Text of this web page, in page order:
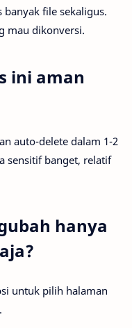
file sekaligus.
mau dikonversi.
ini aman
auto-delete dalam 1-2
sensitif banget, relatif
hanya
untuk pilih halaman